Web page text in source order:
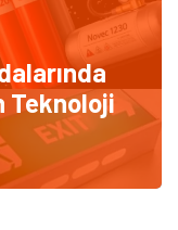
Teknoloji